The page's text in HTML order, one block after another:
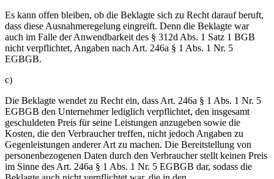
Es kann offen bleiben, ob die Beklagte sich zu Recht darauf beruft,
dass diese Ausnahmeregelung eingreift. Denn die Beklagte war
auch im Falle der Anwendbarkeit des § 312d Abs. 1 Satz 1 BGB
nicht verpflichtet, Angaben nach Art. 246a § 1 Abs. 1 Nr. 5
EGBGB.
c)
Die Beklagte wendet zu Recht ein, dass Art. 246a § 1 Abs. 1 Nr. 5
EGBGB den Unternehmer lediglich verpflichtet, den insgesamt
geschuldeten Preis für seine Leistungen anzugeben sowie die
Kosten, die den Verbraucher treffen, nicht jedoch Angaben zu
Gegenleistungen anderer Art zu machen. Die Bereitstellung von
personenbezogenen Daten durch den Verbraucher stellt keinen Preis
im Sinne des Art. 246a § 1 Abs. 1 Nr. 5 EGBGB dar, sodass die